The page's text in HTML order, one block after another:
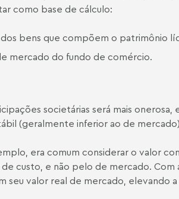
como base de cálculo:
bens que compõem o patrimônio
mercado do fundo de comércio.
societárias será mais
(geralmente inferior ao de
era comum considerar o valor
custo, e não pelo de mercado.
seu valor real de mercado, elevando